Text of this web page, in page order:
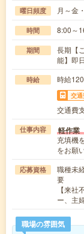
曜日頻度 月～金
時間 8:00～
期間
長期【
能】即
時給 時給
交
交通費
仕事内容 軽作業
充填機
をお願
応募資格
職種未
要
【来
ー、主
職場の雰囲気